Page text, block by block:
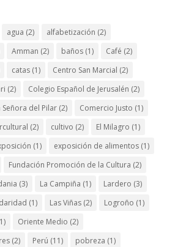
agua (2) alfabetización (2)
Amman (2) baños(1) Café (2)
catas(1) Centro San Marcial (2)
(2) Colegio Español de Jerusalén (2)
del Pilar(2) Comercio Justo (1)
(2) cultivo (2) El Milagro (1)
(1) exposición de alimentos(1)
Fundación Promoción de la Cultura (2)
(3) La Campiña (1) Lardero (3)
(1) Las Viñas(2) Logroño (1)
Oriente Medio (2)
(2) Perú (11) pobreza (1)